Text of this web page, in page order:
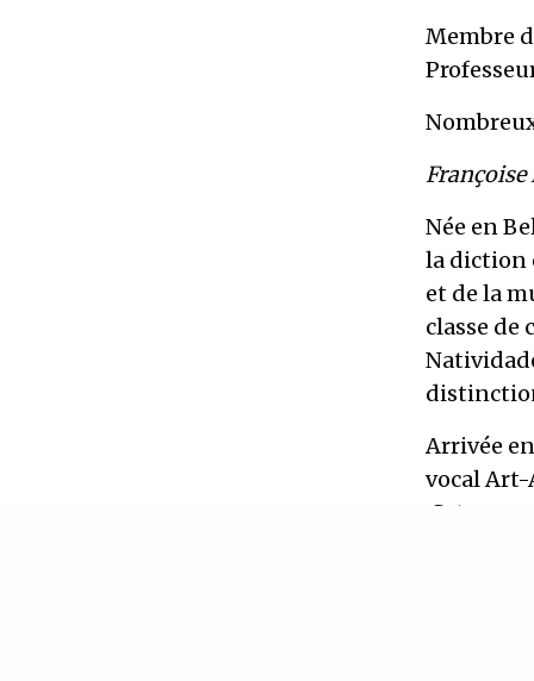
Membre
Françoise
Née en
la diction
et de la
classe de
Arrivée
vocal Art-
.Cet